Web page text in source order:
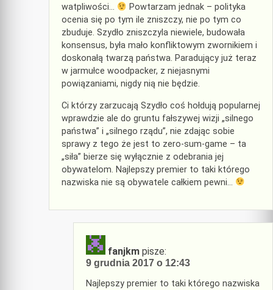
watpliwości…
Powtarzam jednak – polityka
ocenia się po tym ile zniszczy, nie po tym co
zbuduje. Szydło zniszczyla niewiele, budowała
konsensus, była mało konfliktowym zwornikiem i
doskonałą twarzą państwa. Paradujący już teraz
w jarmułce woodpacker, z niejasnymi
powiązaniami, nigdy nią nie będzie.
Ci którzy zarzucają Szydło coś hołdują popularnej
wprawdzie ale do gruntu fałszywej wizji „silnego
państwa” i „silnego rządu”, nie zdając sobie
sprawy z tego że jest to zero-sum-game – ta
„siła” bierze się wyłącznie z odebrania jej
obywatelom. Najlepszy premier to taki którego
nazwiska nie są obywatele całkiem pewni…
fanjkm pisze:
9 grudnia 2017 o 12:43
Najlepszy premier to taki którego nazwiska